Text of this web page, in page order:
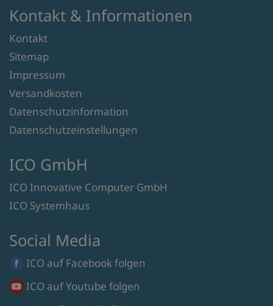
Kontakt & Informationen
Kontakt
Sitemap
Impressum
Versandkosten
Datenschutzinformation
Datenschutzeinstellungen
ICO GmbH
ICO Innovative Computer GmbH
ICO Systemhaus
Social Media
ICO aufFacebookfolgen
ICO aufYoutube folgen